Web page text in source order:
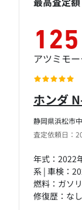
静岡県浜松市
査定依頼日：
ホンダ
年式：2022
系 | 車検：
燃料：ガソ
修復歴：なし
125
アツミモ